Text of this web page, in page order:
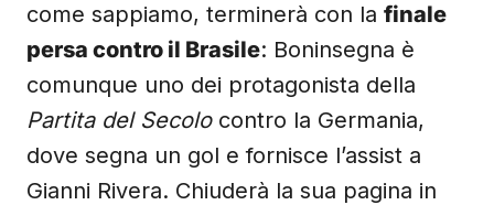
come sappiamo, terminerà con la finale
persa contro il Brasile: Boninsegna è
comunque uno dei protagonista della
Partita del Secolocontro la Germania,
dove segna un gol e fornisce l’assist a
Gianni Rivera. Chiuderà la sua pagina in